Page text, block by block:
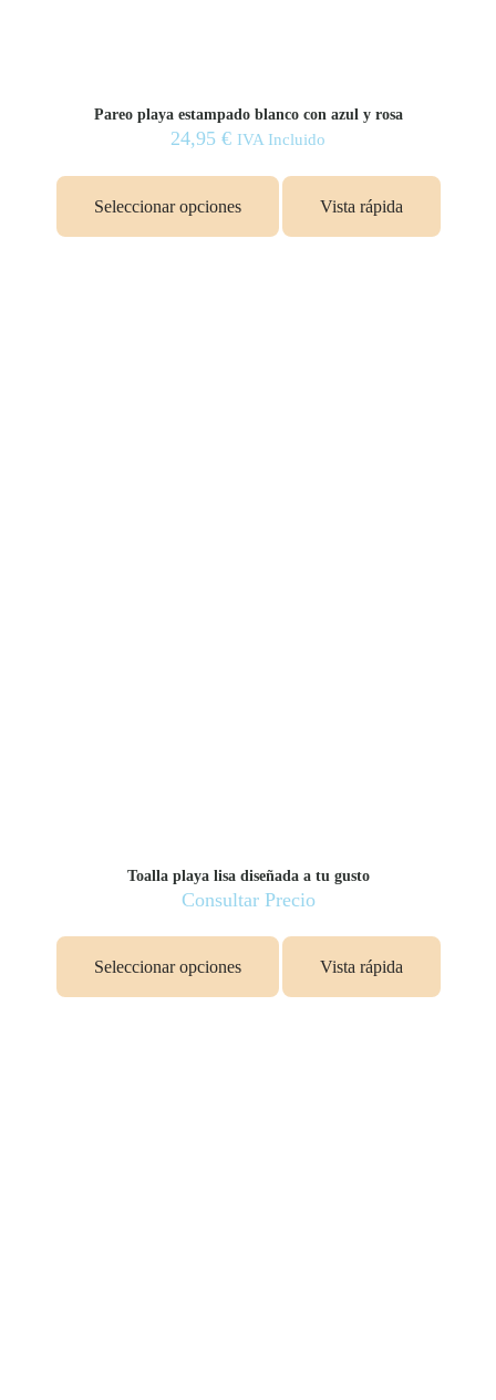
Pareo playa estampado blanco con azul y rosa
24,95 € IVA Incluido
Seleccionar opciones Vista rápida
Toalla playa lisa diseñada a tu gusto
Consultar Precio
Seleccionar opciones Vista rápida